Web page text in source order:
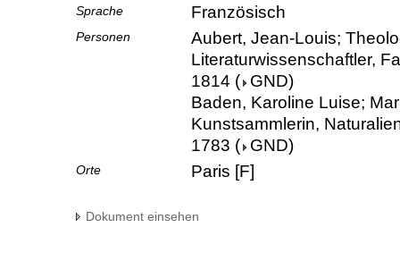
Sprache Französisch
Personen
Aubert, Jean-Louis;
Literaturwissenschaftler,
1814 ( GND)
Baden, Karoline Luise;
Kunstsammlerin,
1783 ( GND)
Orte Paris [F]
Dokument einsehen